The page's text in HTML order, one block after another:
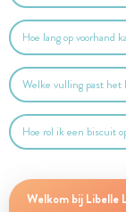
Hoe lang op voorhand
Welke vulling past het
Hoe rol ik een biscuit
Welkom bij Libelle